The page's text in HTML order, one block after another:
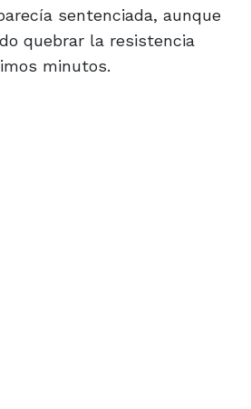
sentenciada, aunque
quebrar la resistencia
minutos.